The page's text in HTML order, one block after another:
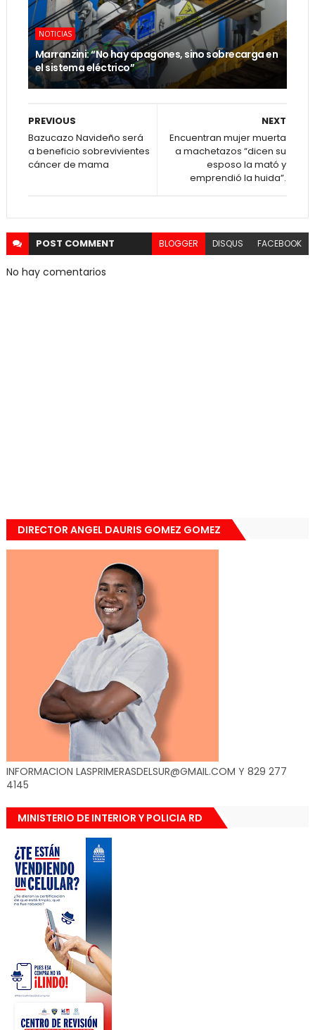
NOTICIAS
Marranzini: “No hay apagones, sino sobrecarga en
el sistema eléctrico”
NEXT
Encuentran mujer muerta
a machetazos “dicen su
esposo la mató y
emprendió la huida”.
PREVIOUS
Bazucazo Navideño será
a beneficio sobrevivientes
cáncer de mama
POST COMMENT BLOGGER DISQUS FACEBOOK
No hay comentarios
DIRECTOR ANGEL DAURIS GOMEZ GOMEZ
INFORMACION LASPRIMERASDELSUR@GMAIL.COM Y 829 277
4145
MINISTERIO DE INTERIOR Y POLICIA RD